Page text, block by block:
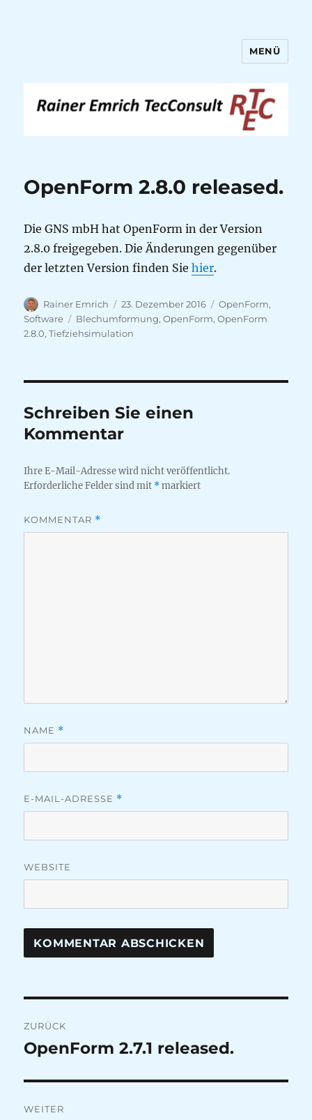
Rainer Emrich TecConsult
MENÜ
OpenForm 2.8.0 released.
Die GNS mbH hat OpenForm in der Version
2.8.0 freigegeben. Die Änderungen gegenüber
der letzten Version finden Siehier.
Autor
Rainer Emrich
Veröffentlicht
am
23. Dezember 2016 Kategorien
OpenForm,
Software
Schlagwörter
Blechumformung,OpenForm,OpenForm
2.8.0,Tiefziehsimulation
Schreiben Sie einen
Kommentar
Ihre E-Mail-Adresse wird nicht veröffentlicht.
Erforderliche Felder sind mit *markiert
KOMMENTAR *
NAME *
E-MAIL-ADRESSE *
WEBSITE
ZURÜCK
Vorheriger
OpenForm 2.7.1 released.
WEITER